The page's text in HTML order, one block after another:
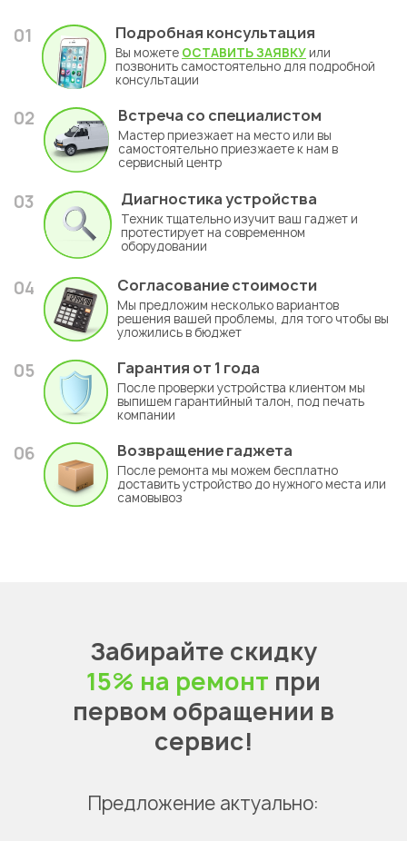
01 Подробная консультация
Вы можете ОСТАВИТЬ ЗАЯВКУ или
позвонить самостоятельно для подробной
консультации
02 Встреча со специалистом
Мастер приезжает на место или вы
самостоятельно приезжаете к нам в
сервисный центр
03 Диагностика устройства
Техник тщательно изучит ваш гаджет и
протестирует на современном
оборудовании
04 Согласование стоимости
Мы предложим несколько вариантов
решения вашей проблемы, для того чтобы вы
уложились в бюджет
05 Гарантия от 1 года
После проверки устройства клиентом мы
выпишем гарантийный талон, под печать
компании
06 Возвращение гаджета
После ремонта мы можем бесплатно
доставить устройство до нужного места или
самовывоз
Забирайте скидку
15% на ремонт при
первом обращении в
сервис!
Предложение актуально: